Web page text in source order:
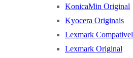
KonicaMin Original
Kyocera Originais
Lexmark Compativel
Lexmark Original